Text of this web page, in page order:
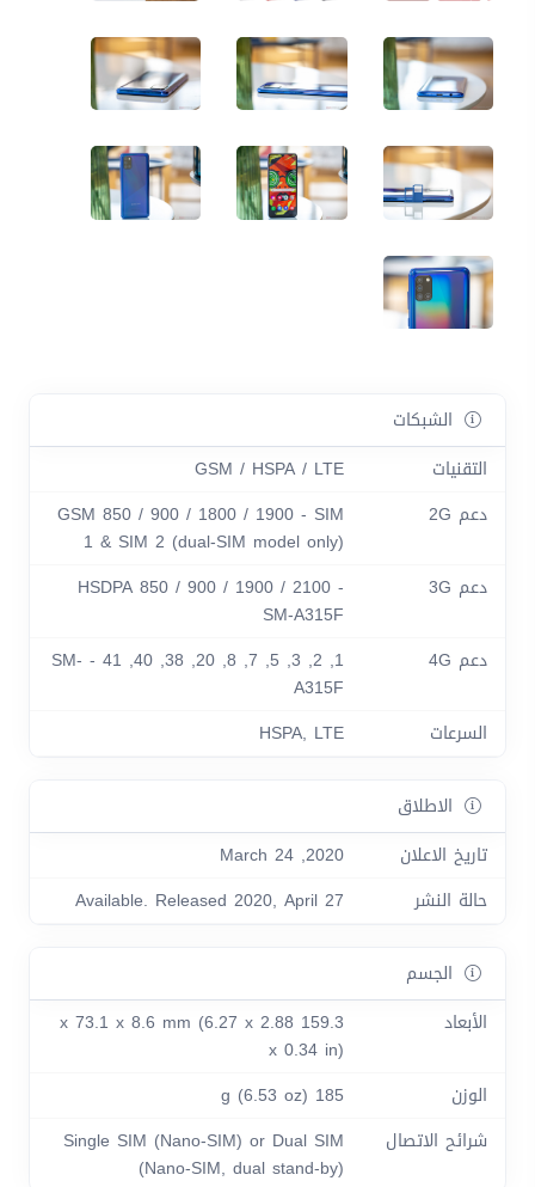
الشبكات
التقنيات
GSM / HSPA / LTE
دعم 2G
GSM 850 / 900 / 1800 / 1900 - SIM
1 & SIM 2 (dual-SIM model only)
دعم 3G
HSDPA 850 / 900 / 1900 / 2100 -
SM-A315F
دعم 4G
1, 2, 3, 5, 7, 8, 20, 38, 40, 41 - SM-
A315F
السرعات
HSPA, LTE
الاطلاق
تاريخ الاعلان
2020, March 24
حالة النشر
Available. Released 2020, April 27
الجسم
الأبعاد
159.3 x 73.1 x 8.6 mm (6.27 x 2.88
x 0.34 in)
الوزن
185 g (6.53 oz)
شرائح الاتصال
Single SIM (Nano-SIM) or Dual SIM
(Nano-SIM, dual stand-by)